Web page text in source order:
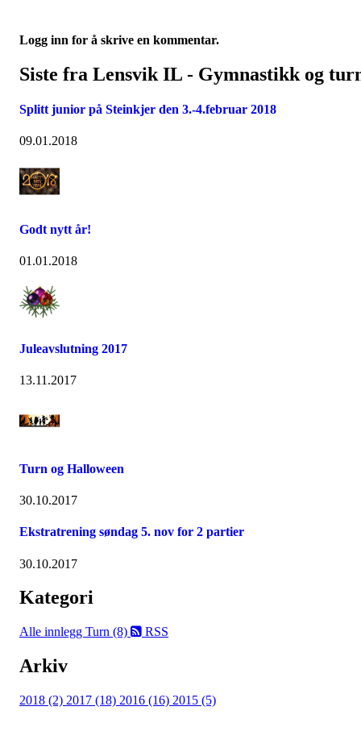
Logg inn for å skrive en kommentar.
Siste fra Lensvik IL - Gymnastikk og
Splitt junior på Steinkjer den 3.-4.februar 2018
09.01.2018
Godt nytt år!
01.01.2018
Juleavslutning 2017
13.11.2017
Turn og Halloween
30.10.2017
Ekstratrening søndag 5. nov for 2 partier
30.10.2017
Kategori
Alle innlegg Turn (8) RSS
Arkiv
2018 (2) 2017 (18) 2016 (16) 2015 (5)